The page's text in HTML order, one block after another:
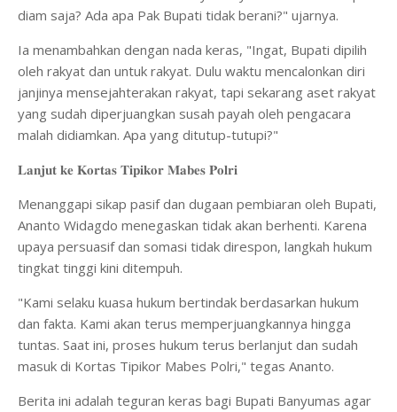
diam saja? Ada apa Pak Bupati tidak berani?" ujarnya.
Ia menambahkan dengan nada keras, "Ingat, Bupati dipilih
oleh rakyat dan untuk rakyat. Dulu waktu mencalonkan diri
janjinya mensejahterakan rakyat, tapi sekarang aset rakyat
yang sudah diperjuangkan susah payah oleh pengacara
malah didiamkan. Apa yang ditutup-tutupi?"
𝐋𝐚𝐧𝐣𝐮𝐭 𝐤𝐞 𝐊𝐨𝐫𝐭𝐚𝐬 𝐓𝐢𝐩𝐢𝐤𝐨𝐫 𝐌𝐚𝐛𝐞𝐬 𝐏𝐨𝐥𝐫𝐢
Menanggapi sikap pasif dan dugaan pembiaran oleh Bupati,
Ananto Widagdo menegaskan tidak akan berhenti. Karena
upaya persuasif dan somasi tidak direspon, langkah hukum
tingkat tinggi kini ditempuh.
"Kami selaku kuasa hukum bertindak berdasarkan hukum
dan fakta. Kami akan terus memperjuangkannya hingga
tuntas. Saat ini, proses hukum terus berlanjut dan sudah
masuk di Kortas Tipikor Mabes Polri," tegas Ananto.
Berita ini adalah teguran keras bagi Bupati Banyumas agar